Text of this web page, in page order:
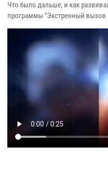
Что было дальше, и как
программы "Экстренный вызов